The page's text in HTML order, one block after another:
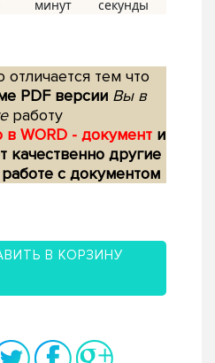
тем что
PDF версии Вы в
работу
WORD - документ и
качественно другие
с документом
В КОРЗИНУ